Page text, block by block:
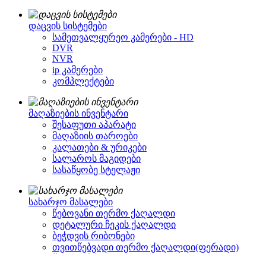
დაცვის სისტემები
სამეთვალყურეო კამერები - HD
DVR
NVR
ip კამერები
კომპლექტები
მაღაზიების ინვენტარი
შესაფუთი აპარატი
მაღაზიის თაროები
კალათები & ურიკები
სალაროს მაგიდები
სასაწყობე სტელაჟი
სახარჯო მასალები
წებოვანი თერმო ქაღალდი
დეტალური ჩეკის ქაღალდი
ბეჭდვის რიბონები
თვითწებვადი თერმო ქაღალდი(ფერადი)